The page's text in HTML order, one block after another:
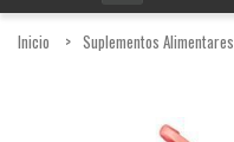
Inicio Suplementos Alimentares